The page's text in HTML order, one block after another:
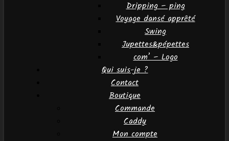
Dripping – ping
Voyage dansé apprêté
Swing
Jupettes&pépettes
com’ – Logo
Qui suis-je ?
Contact
Boutique
Commande
Caddy
Mon compte